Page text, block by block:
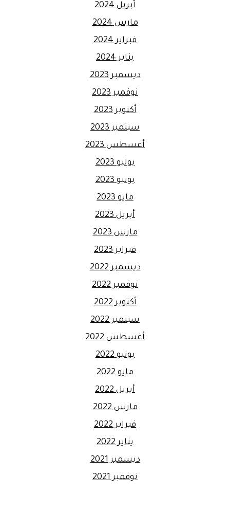
أبريل 2024
مارس 2024
فبراير 2024
يناير 2024
ديسمبر 2023
نوفمبر 2023
أكتوبر 2023
سبتمبر 2023
أغسطس 2023
يوليو 2023
يونيو 2023
مايو 2023
أبريل 2023
مارس 2023
فبراير 2023
ديسمبر 2022
نوفمبر 2022
أكتوبر 2022
سبتمبر 2022
أغسطس 2022
يونيو 2022
مايو 2022
أبريل 2022
مارس 2022
فبراير 2022
يناير 2022
ديسمبر 2021
نوفمبر 2021